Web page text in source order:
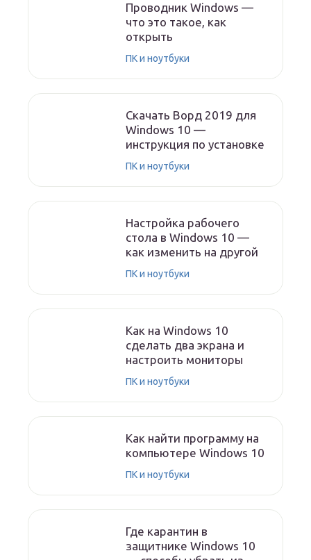
Проводник Windows —
что это такое, как
открыть
ПК и ноутбуки
Скачать Ворд 2019 для
Windows 10 —
инструкция по установке
ПК и ноутбуки
Настройка рабочего
стола в Windows 10 —
как изменить на другой
ПК и ноутбуки
Как на Windows 10
сделать два экрана и
настроить мониторы
ПК и ноутбуки
Как найти программу на
компьютере Windows 10
ПК и ноутбуки
Где карантин в
защитнике Windows 10